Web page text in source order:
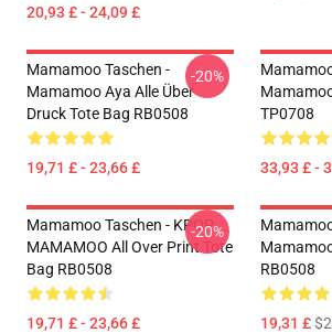
20,93 £ - 24,09 £
Mamamoo Taschen -
Mamamoo Aya Alle Über
Druck Tote Bag RB0508
19,71 £ - 23,66 £
-20%
TP0708
33,93 £ -
Mamamoo Taschen - KPOP
MAMAMOO All Over Print Tote
Bag RB0508
19,71 £ - 23,66 £
-20%
RB0508
19,31 £